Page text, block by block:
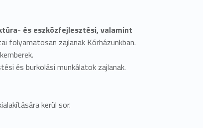
és eszközfejlesztési, valamint
folyamatosan zajlanak Kórházunkban.
és burkolási munkálatok zajlanak.
kerül sor.